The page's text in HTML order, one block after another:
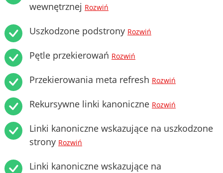
wewnętrznej Rozwiń
Uszkodzone podstrony Rozwiń
Pętle przekierowań Rozwiń
Przekierowania meta refresh Rozwiń
Rekursywne linki kanoniczne Rozwiń
Linki kanoniczne wskazujące na uszkodzone
strony Rozwiń
Linki kanoniczne wskazujące na